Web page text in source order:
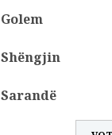
Golem
Shëngjin
Sarandë